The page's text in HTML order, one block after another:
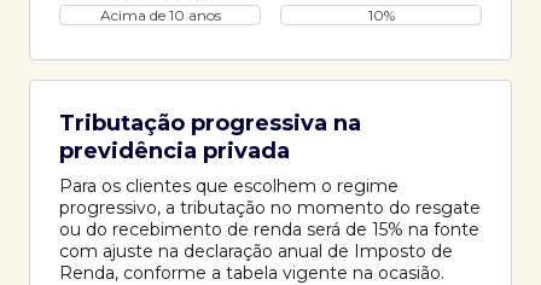
Acima de 10 anos
10%
Tributação progressiva na
previdência privada
Para os clientes que escolhem o regime
progressivo, a tributação no momento do resgate
ou do recebimento de renda será de 15% na fonte
com ajuste na declaração anual de Imposto de
Renda, conforme a tabela vigente na ocasião.